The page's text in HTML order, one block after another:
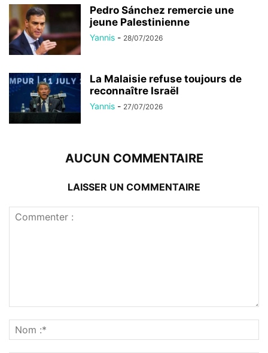
Pedro Sánchez remercie une
jeune Palestinienne
Yannis - 28/07/2026
La Malaisie refuse toujours de
reconnaître Israël
Yannis - 27/07/2026
AUCUN COMMENTAIRE
LAISSER UN COMMENTAIRE